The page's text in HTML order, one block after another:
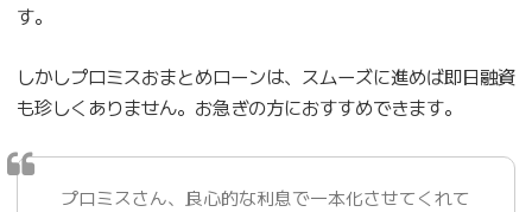
す。
しかしプロミスおまとめローンは、スムーズに進めば即日融資
も珍しくありません。お急ぎの方におすすめできます。
プロミスさん、良心的な利息で一本化させてくれて